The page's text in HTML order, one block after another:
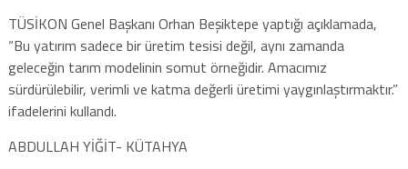
TÜSİKON Genel Başkanı Orhan Beşiktepe yaptığı açıklamada,
“Bu yatırım sadece bir üretim tesisi değil, aynı zamanda
geleceğin tarım modelinin somut örneğidir. Amacımız
sürdürülebilir, verimli ve katma değerli üretimi yaygınlaştırmaktır.”
ifadelerini kullandı.
ABDULLAH YİĞİT- KÜTAHYA